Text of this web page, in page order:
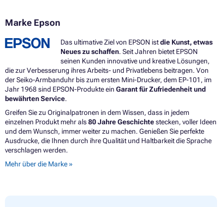
Marke Epson
Das ultimative Ziel von EPSON istdie Kunst, etwas
Neues zu schaffen. Seit Jahren bietet EPSON
seinen Kunden innovative und kreative Lösungen,
die zur Verbesserung ihres Arbeits- und Privatlebens beitragen. Von
der Seiko-Armbanduhr bis zum ersten Mini-Drucker, dem EP-101, im
Jahr 1968 sind EPSON-Produkte ein Garant für Zufriedenheit und
bewährten Service.
Greifen Sie zu Originalpatronen in dem Wissen, dass in jedem
einzelnen Produkt mehr als80 Jahre Geschichtestecken, voller Ideen
und dem Wunsch, immer weiter zu machen. Genießen Sie perfekte
Ausdrucke, die Ihnen durch ihre Qualität und Haltbarkeit die Sprache
verschlagen werden.
Mehr über die Marke »